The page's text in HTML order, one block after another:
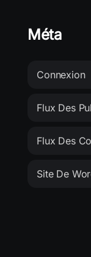
Méta
Connexion
Flux Des
Flux Des
Site De